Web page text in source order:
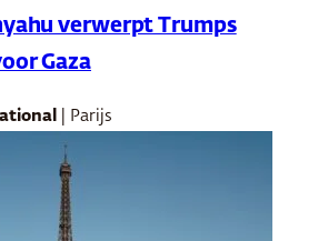
verwerpt Trumps
Gaza
| Parijs